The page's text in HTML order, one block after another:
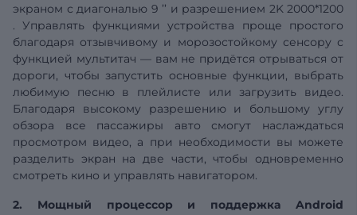
экраном с диагональю 9 ’’ и разрешением 2K 2000*1200
. Управлять функциями устройства проще простого
благодаря отзывчивому и морозостойкому сенсору с
функцией мультитач — вам не придётся отрываться от
дороги, чтобы запустить основные функции, выбрать
любимую песню в плейлисте или загрузить видео.
Благодаря высокому разрешению и большому углу
обзора все пассажиры авто смогут наслаждаться
просмотром видео, а при необходимости вы можете
разделить экран на две части, чтобы одновременно
смотреть кино и управлять навигатором.
2. Мощный процессор и поддержка Android